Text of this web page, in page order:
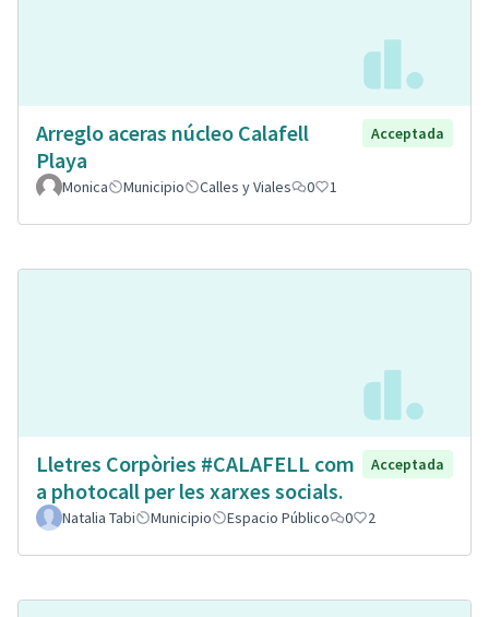
Arreglo aceras núcleo Calafell
Playa
Acceptada
Monica Municipio Calles y Viales 0 1
Lletres Corpòries #CALAFELL com
a photocall per les xarxes socials.
Acceptada
Natalia Tabi Municipio Espacio Público 0 2